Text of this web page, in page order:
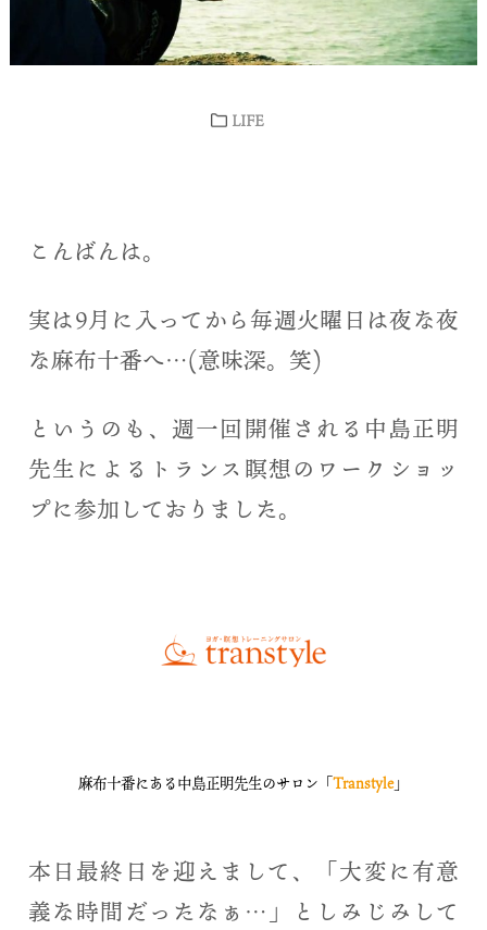
LIFE
こんばんは。
実は9月に入ってから毎週火曜日は夜な夜
な麻布十番へ…(意味深。笑)
というのも、週一回開催される中島正明
先生によるトランス瞑想のワークショッ
プに参加しておりました。
麻布十番にある中島正明先生のサロン「Transtyle」
本日最終日を迎えまして、「大変に有意
義な時間だったなぁ…」としみじみして